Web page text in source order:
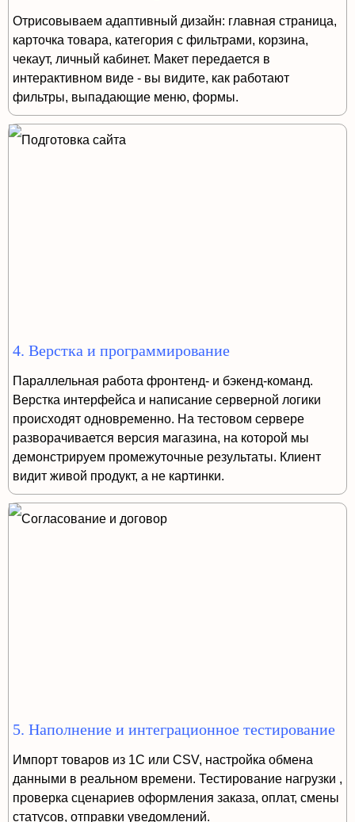
Отрисовываем адаптивный дизайн: главная страница,
карточка товара, категория с фильтрами, корзина,
чекаут, личный кабинет. Макет передается в
интерактивном виде - вы видите, как работают
фильтры, выпадающие меню, формы.
4. Верстка и программирование
Параллельная работа фронтенд- и бэкенд-команд.
Верстка интерфейса и написание серверной логики
происходят одновременно. На тестовом сервере
разворачивается версия магазина, на которой мы
демонстрируем промежуточные результаты. Клиент
видит живой продукт, а не картинки.
5. Наполнение и интеграционное тестирование
Импорт товаров из 1С или CSV, настройка обмена
данными в реальном времени. Тестирование нагрузки ,
проверка сценариев оформления заказа, оплат, смены
статусов, отправки уведомлений.